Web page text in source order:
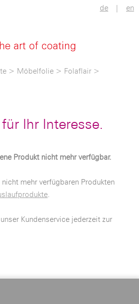
de | en
> Möbelfolie > Folaflair >
Ihr Interesse.
Produkt nicht mehr verfügbar.
mehr verfügbaren Produkten
.
Kundenservice jederzeit zur